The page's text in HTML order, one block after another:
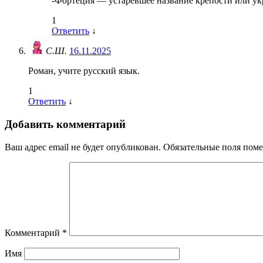
1
Ответить ↓
С.Ш. 16.11.2025
Роман, учите русский язык.
1
Ответить ↓
Добавить комментарий
Ваш адрес email не будет опубликован. Обязательные поля
Комментарий *
Имя